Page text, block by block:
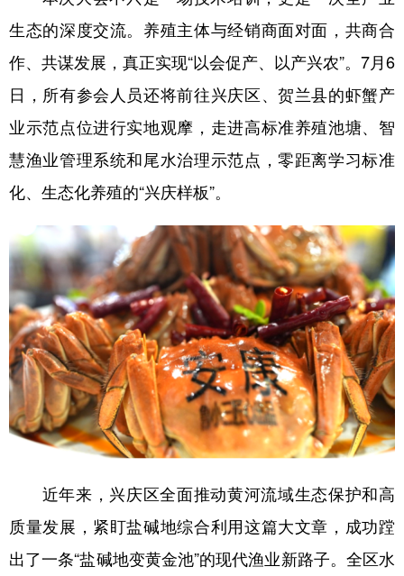
生态的深度交流。养殖主体与经销商面对面，共商合
作、共谋发展，真正实现“以会促产、以产兴农”。7月6
日，所有参会人员还将前往兴庆区、贺兰县的虾蟹产
业示范点位进行实地观摩，走进高标准养殖池塘、智
慧渔业管理系统和尾水治理示范点，零距离学习标准
化、生态化养殖的“兴庆样板”。
近年来，兴庆区全面推动黄河流域生态保护和高
质量发展，紧盯盐碱地综合利用这篇大文章，成功蹚
出了一条“盐碱地变黄金池”的现代渔业新路子。全区水